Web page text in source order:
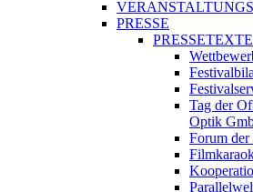
PRESSE
PRESSETEXTE
Tag der
Optik
Forum der